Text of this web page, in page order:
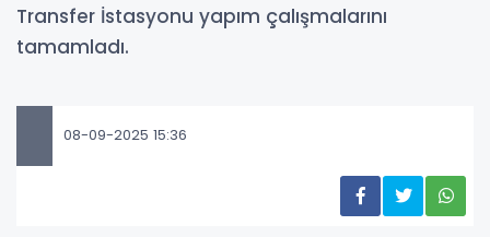
Transfer İstasyonu yapım çalışmalarını
tamamladı.
08-09-2025 15:36